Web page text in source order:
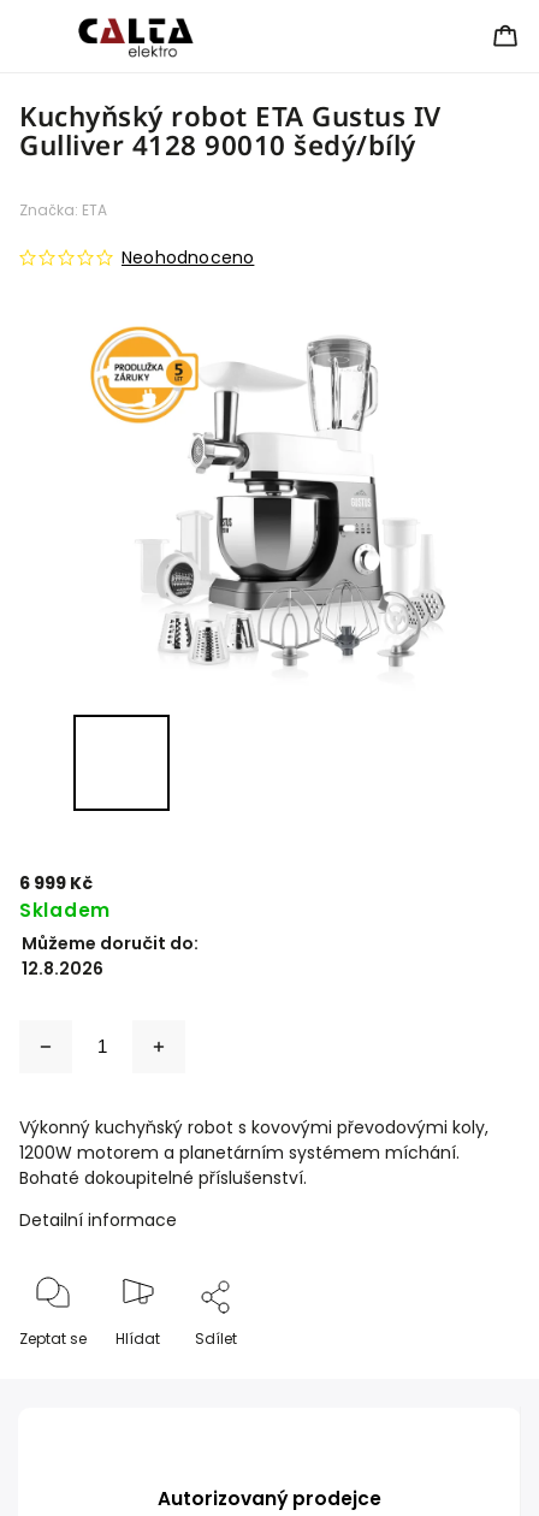
Kuchyňský robot ETA Gustus IV
Gulliver 4128 90010 šedý/bílý
Neohodnoceno
Značka: ETA
6 999 Kč
Skladem
Můžeme doručit do:
12.8.2026
Výkonný kuchyňský robot s kovovými převodovými koly,
1200W motorem a planetárním systémem míchání.
Bohaté dokoupitelné příslušenství.
Detailní informace
Zeptat se Hlídat Sdílet
Autorizovaný prodejce